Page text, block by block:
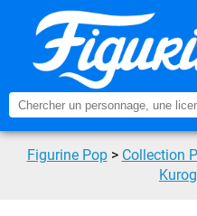
Figurine Pop > Collection